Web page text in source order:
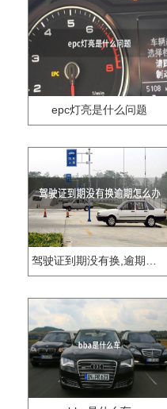
epc灯亮是什么问题
驾驶证到期没有换,逾期怎么办??